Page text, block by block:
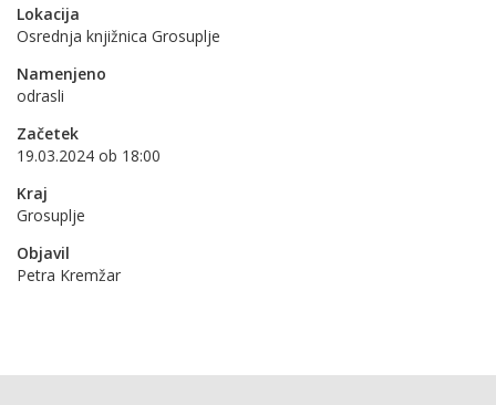
Lokacija
Osrednja knjižnica Grosuplje
Namenjeno
odrasli
Začetek
19.03.2024 ob 18:00
Kraj
Grosuplje
Objavil
Petra Kremžar